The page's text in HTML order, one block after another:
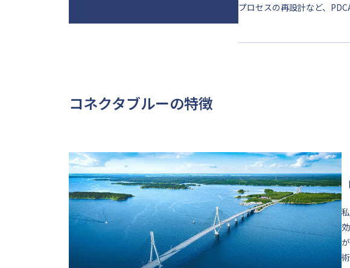
プロセスの再設計など、
コネクタブルーの特徴